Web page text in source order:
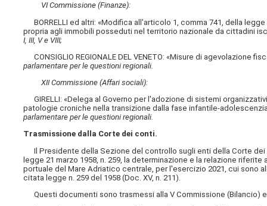
VI Commissione (Finanze):
BORRELLI ed altri: «Modifica all'articolo 1, comma 741, della
propria agli immobili posseduti nel territorio nazionale da cittadini
I, III, V e VIII;
CONSIGLIO REGIONALE DEL VENETO: «Misure di agevolazione
parlamentare per le questioni regionali.
XII Commissione (Affari sociali):
GIRELLI: «Delega al Governo per l'adozione di sistemi
patologie croniche nella transizione dalla fase infantile-
parlamentare per le questioni regionali.
Trasmissione dalla Corte dei conti.
Il Presidente della Sezione del controllo sugli enti della Corte dei
legge 21 marzo 1958, n. 259, la determinazione e la relazione
portuale del Mare Adriatico centrale, per l'esercizio 2021, cui sono
citata legge n. 259 del 1958 (Doc. XV, n. 211).
Questi documenti sono trasmessi alla V Commissione (Bilancio)